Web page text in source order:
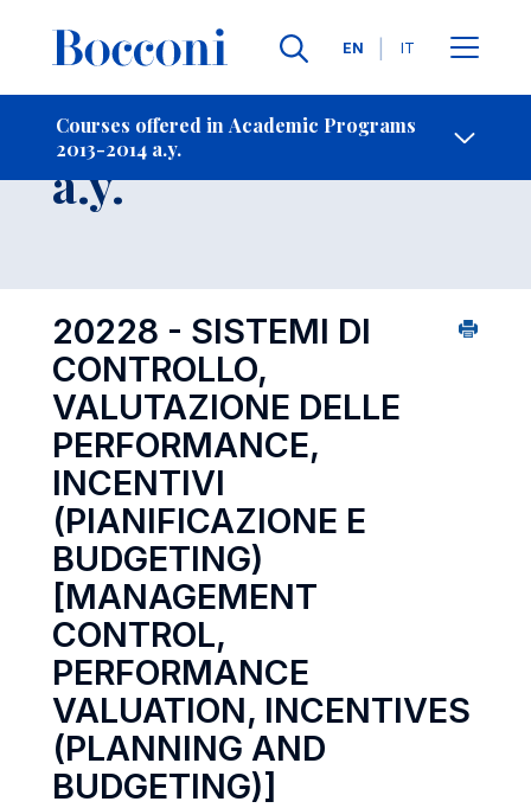
Languages
EN IT
Courses offered in Academic Programs
2013-2014 a.y.
- Contact Us
Course 2013-2014
a.y.
20228 - SISTEMI DI
CONTROLLO,
VALUTAZIONE DELLE
PERFORMANCE,
INCENTIVI
(PIANIFICAZIONE E
BUDGETING)
[MANAGEMENT
CONTROL,
PERFORMANCE
VALUATION, INCENTIVES
(PLANNING AND
BUDGETING)]